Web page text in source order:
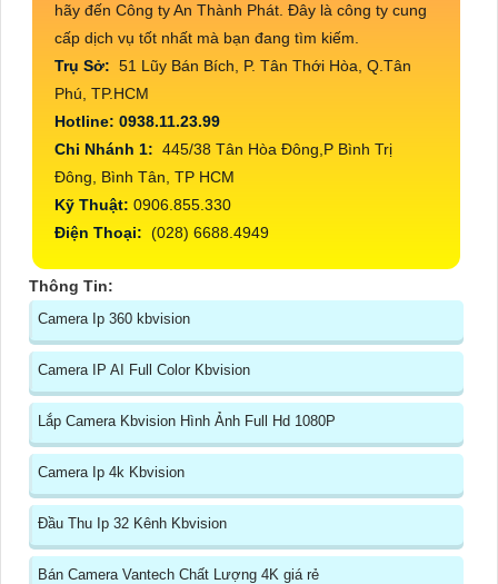
hãy đến Công ty An Thành Phát. Đây là công ty cung
cấp dịch vụ tốt nhất mà bạn đang tìm kiếm.
Trụ Sở: 51 Lũy Bán Bích, P. Tân Thới Hòa, Q.Tân
Phú, TP.HCM
Hotline: 0938.11.23.99
Chi Nhánh 1: 445/38 Tân Hòa Đông,P Bình Trị
Đông, Bình Tân, TP HCM
Kỹ Thuật: 0906.855.330
Điện Thoại: (028) 6688.4949
Thông Tin:
Camera Ip 360 kbvision
Camera IP AI Full Color Kbvision
Lắp Camera Kbvision Hình Ảnh Full Hd 1080P
Camera Ip 4k Kbvision
Đầu Thu Ip 32 Kênh Kbvision
Bán Camera Vantech Chất Lượng 4K giá rẻ